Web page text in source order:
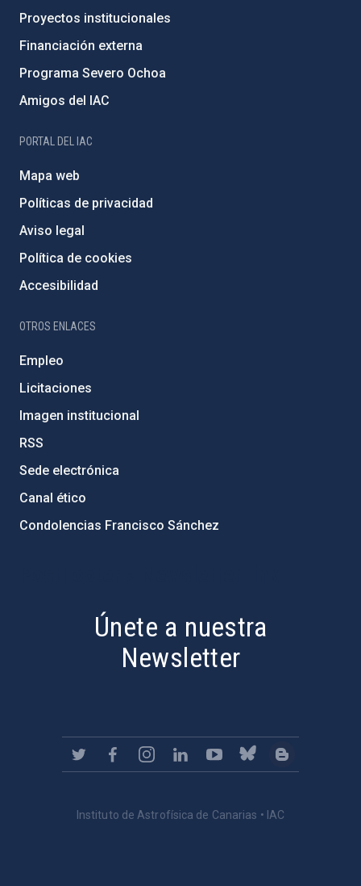
Proyectos institucionales
Financiación externa
Programa Severo Ochoa
Amigos del IAC
PORTAL DEL IAC
Mapa web
Políticas de privacidad
Aviso legal
Política de cookies
Accesibilidad
OTROS ENLACES
Empleo
Licitaciones
Imagen institucional
RSS
Sede electrónica
Canal ético
Condolencias Francisco Sánchez
Únete a nuestra
Newsletter
Instituto de Astrofísica de Canarias • IAC